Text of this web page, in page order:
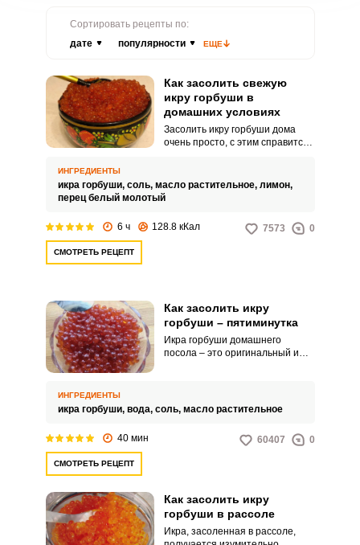
Сортировать рецепты по:
дате
популярности ЕЩЕ
Как засолить свежую
икру горбуши в
домашних условиях
Засолить икру горбуши дома
очень просто, с этим справится
особенной.
ИНГРЕДИЕНТЫ
икра горбуши, соль, масло растительное, лимон,
перец белый молотый
6 ч 128.8 кКал 7573 0
СМОТРЕТЬ РЕЦЕПТ
Как засолить икру
горбуши – пятиминутка
Икра горбуши домашнего
посола – это оригинальный и
варианта. Подходит для
бутербродов и других холодных
ИНГРЕДИЕНТЫ
икра горбуши, вода, соль, масло растительное
40 мин 60407 0
СМОТРЕТЬ РЕЦЕПТ
Как засолить икру
горбуши в рассоле
Икра, засоленная в рассоле,